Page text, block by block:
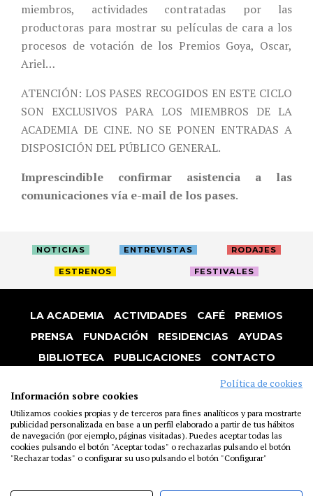
miembros, actividades contratadas por las
productoras para mostrar su películas de cara a los
procesos de votación de los Premios Goya, Oscar,
Ariel…
ATENCIÓN: LOS PASES RECOGIDOS EN ESTE CICLO
SON EXCLUSIVOS PARA LOS MIEMBROS DE LA
ACADEMIA DE CINE. NO SE PONEN ENTRADAS A
DISPOSICIÓN DEL PÚBLICO GENERAL.
Imprescindible confirmar asistencia a las
comunicaciones vía e-mail de los pases.
NOTICIAS ENTREVISTAS RODAJES
ESTRENOS FESTIVALES
LA ACADEMIA ACTIVIDADES CAFÉ
PREMIOS
PRENSA
FUNDACIÓN RESIDENCIAS
AYUDAS
BIBLIOTECA
PUBLICACIONES
CONTACTO
COOKIES
Política de cookies
Información sobre cookies
Utilizamos cookies propias y de terceros para fines analíticos y para mostrarte
publicidad personalizada en base a un perfil elaborado a partir de tus hábitos
de navegación (por ejemplo, páginas visitadas). Puedes aceptar todas las
cookies pulsando el botón "Aceptar todas" o rechazarlas pulsando el botón
"Rechazar todas" o configurar su uso pulsando el botón "Configurar"